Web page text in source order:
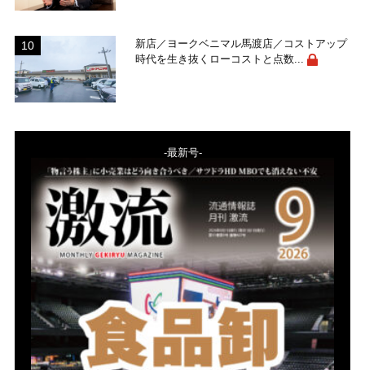
新店／ヨークベニマル馬渡店／コストアップ
時代を生き抜くローコストと点数...
-最新号-